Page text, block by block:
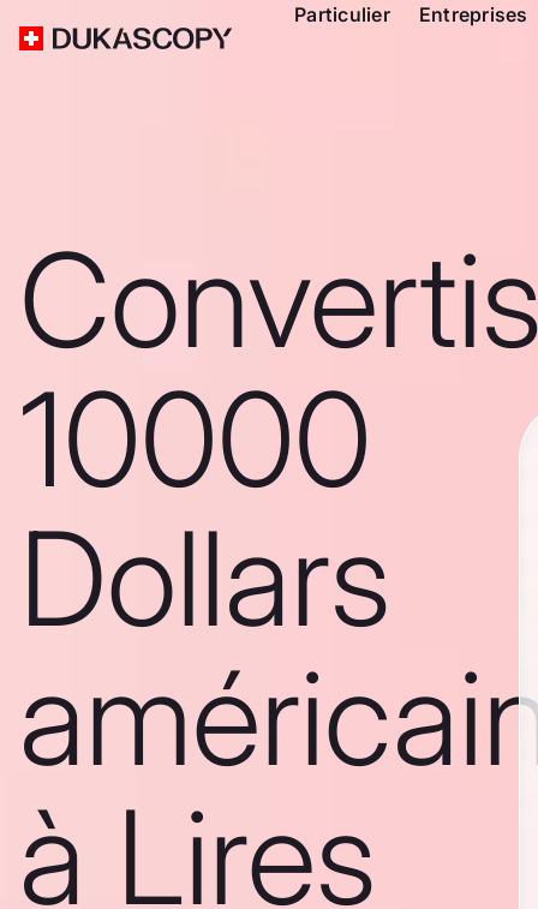
Particulier Entreprises
10000
Dollars
à Lires